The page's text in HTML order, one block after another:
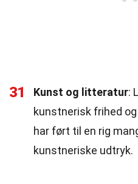
31 Kunst og litteratur:
kunstnerisk frihed
har ført til en rig
kunstneriske udtryk.